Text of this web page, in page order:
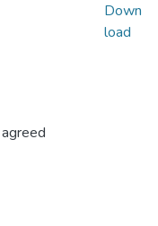
Down
load